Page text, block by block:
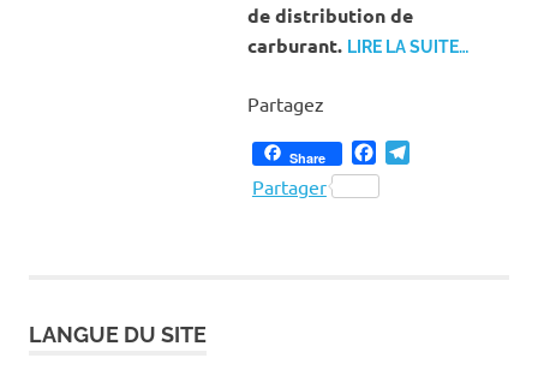
de distribution de
carburant. LIRE LA SUITE…
Partagez
Share Facebook
Partager
LANGUE DU SITE